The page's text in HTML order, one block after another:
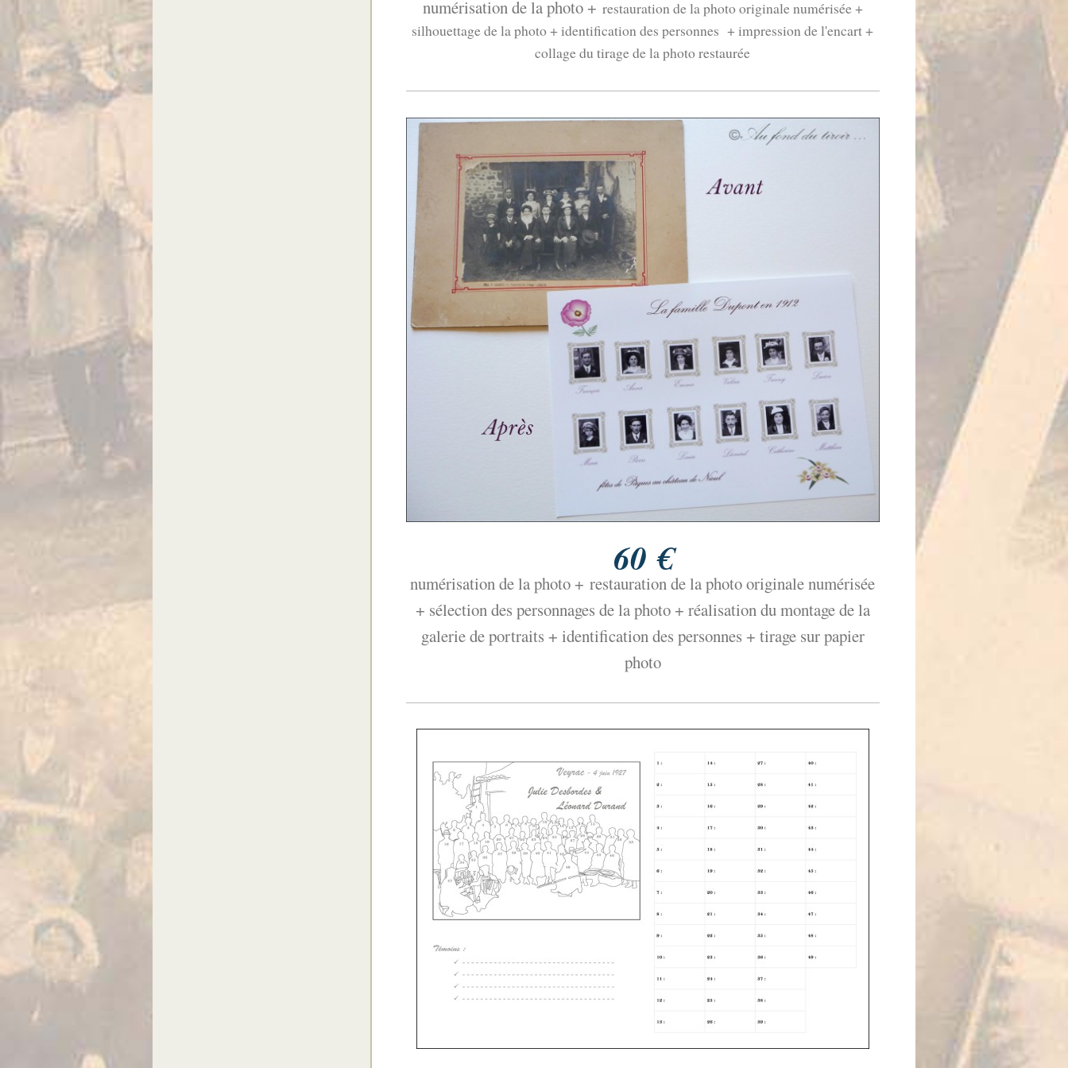
numérisation de la photo + restauration de la photo originale numérisée +
silhouettage de la photo + identification des personnes + impression de l'encart +
collage du tirage de la photo restaurée
60 €
numérisation de la photo +restauration de la photo originale numérisée
+ sélection des personnages de la photo + réalisation du montage de la
galerie de portraits + identification des personnes + tirage sur papier
photo